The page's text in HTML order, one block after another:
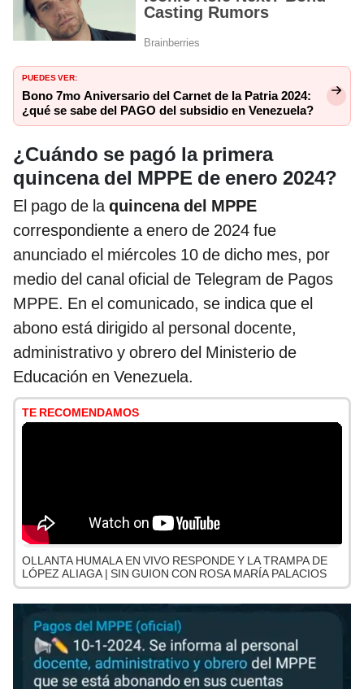
PUEDES VER:
Bono 7mo Aniversario del Carnet de la Patria 2024:
¿qué se sabe del PAGO del subsidio en Venezuela?
¿Cuándo se pagó la primera
quincena del MPPE de enero 2024?
El pago de laquincena del MPPE
correspondiente a enero de 2024 fue
anunciado el miércoles 10 de dicho mes, por
medio del canal oficial de Telegram de Pagos
MPPE. En el comunicado, se indica que el
abono está dirigido al personal docente,
administrativo y obrero del Ministerio de
Educación en Venezuela.
TE RECOMENDAMOS
OLLANTA HUMALA EN VIVO RESPONDE Y LA TRAMPA DE
LÓPEZ ALIAGA | SIN GUION CON ROSA MARÍA PALACIOS